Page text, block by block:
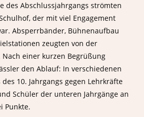
des Abschlussjahrgangs strömten
der mit viel Engagement
Absperrbänder, Bühnenaufbau
zeugten von der
einer kurzen Begrüßung
den Ablauf: In verschiedenen
10. Jahrgangs gegen Lehrkräfte
Schüler der unteren Jahrgänge an
Punkte.